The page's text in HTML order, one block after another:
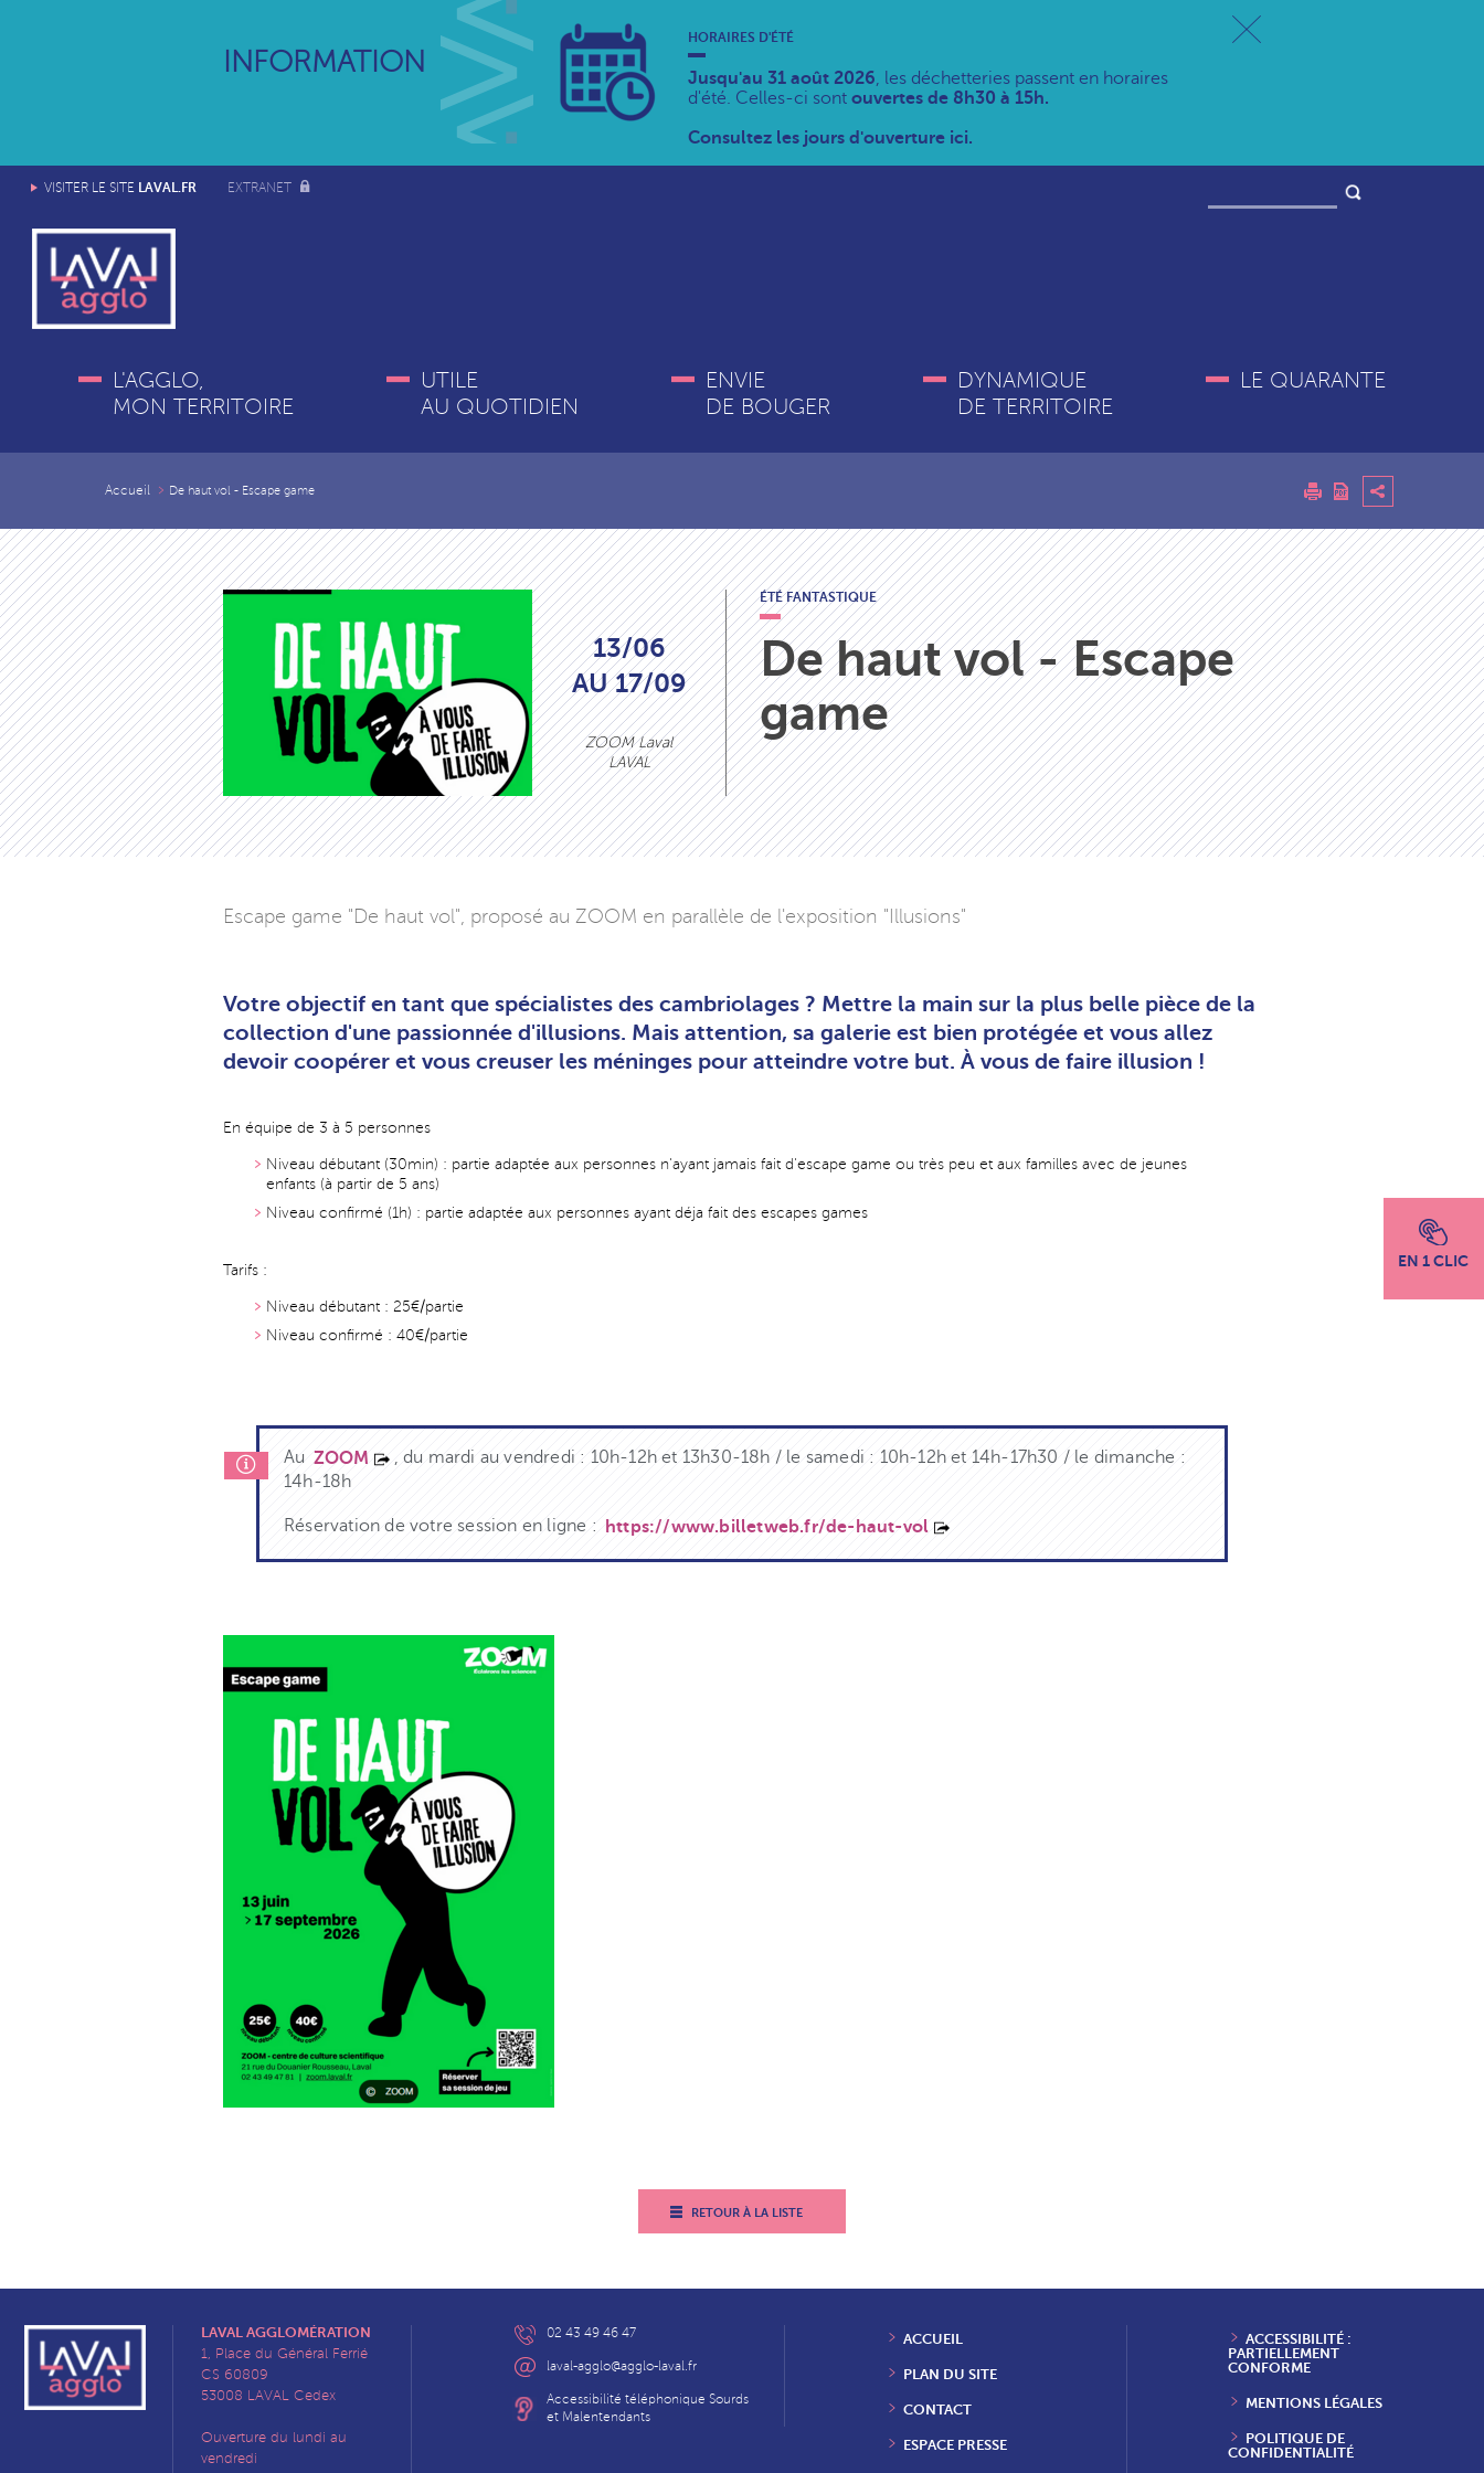
INFORMATION
HORAIRES D'ÉTÉ
Jusqu'au 31 août 2026, les déchetteries passent en horaires
d'été. Celles-ci sont ouvertes de 8h30 à 15h.
Consultez les jours d'ouverture ici.
VISITER LE SITE LAVAL.FR EXTRANET
L'AGGLO,
MON TERRITOIRE
UTILE
AU QUOTIDIEN
ENVIE
DE BOUGER
DYNAMIQUE
DE TERRITOIRE
LE QUARANTE
EN 1 CLIC
Accueil De haut vol - Escape game
13/06
AU 17/09
ZOOM Laval
LAVAL
ÉTÉ FANTASTIQUE
De haut vol - Escape
game
Escape game "De haut vol", proposé au ZOOM en parallèle de l'exposition "Illusions"
Votre objectif en tant que spécialistes des cambriolages ? Mettre la main sur la plus belle pièce de la
collection d'une passionnée d'illusions. Mais attention, sa galerie est bien protégée et vous allez
devoir coopérer et vous creuser les méninges pour atteindre votre but. À vous de faire illusion !
En équipe de 3 à 5 personnes
Niveau débutant (30min) : partie adaptée aux personnes n'ayant jamais fait d'escape game ou très peu et aux familles avec de jeunes
enfants (à partir de 5 ans)
Niveau confirmé (1h) : partie adaptée aux personnes ayant déja fait des escapes games
Tarifs :
Niveau débutant : 25€/partie
Niveau confirmé : 40€/partie
Au ZOOM
, du mardi au vendredi : 10h-12h et 13h30-18h / le samedi : 10h-12h et 14h-17h30 / le dimanche :
14h-18h
Réservation de votre session en ligne : https://www.billetweb.fr/de-haut-vol
RETOUR À LA LISTE
LAVAL AGGLOMÉRATION
1, Place du Général Ferrié
CS 60809
53008 LAVAL Cedex
Ouverture du lundi au
vendredi
02 43 49 46 47
laval-agglo@agglo-laval.fr
Accessibilité téléphonique Sourds
et Malentendants
ACCUEIL
PLAN DU SITE
CONTACT
ESPACE PRESSE
ACCESSIBILITÉ :
PARTIELLEMENT
CONFORME
MENTIONS LÉGALES
POLITIQUE DE
CONFIDENTIALITÉ